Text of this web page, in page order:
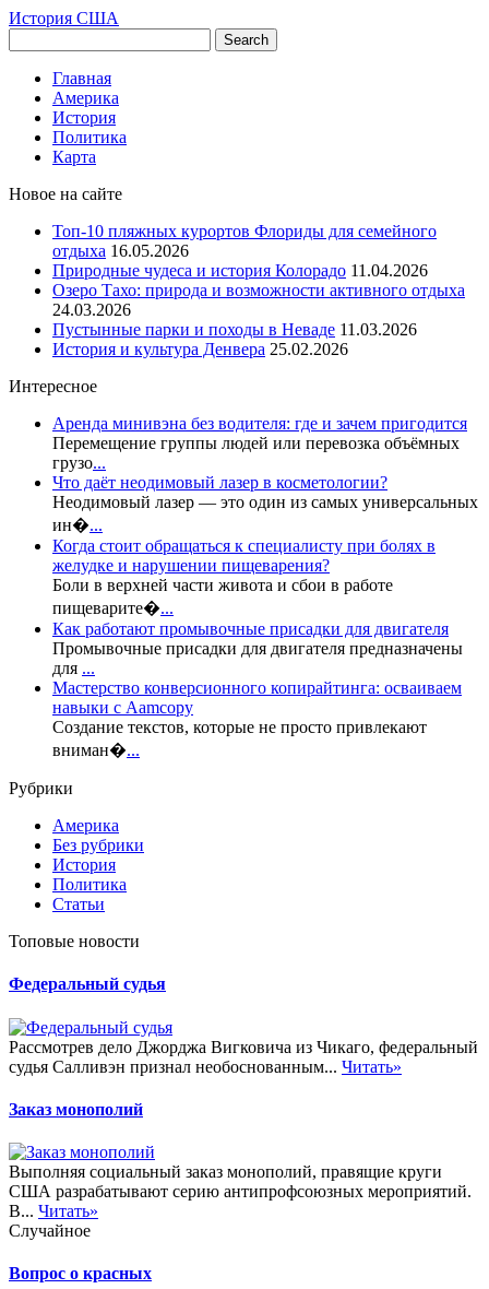
История США
Главная
Америка
История
Политика
Карта
Новое на сайте
Топ-10 пляжных курортов Флориды для семейного
отдыха 16.05.2026
Природные чудеса и история Колорадо 11.04.2026
Озеро Тахо: природа и возможности активного отдыха
24.03.2026
Пустынные парки и походы в Неваде 11.03.2026
История и культура Денвера 25.02.2026
Интересное
Аренда минивэна без водителя: где и зачем пригодится
Перемещение группы людей или перевозка объёмных
грузо...
Что даёт неодимовый лазер в косметологии?
Неодимовый лазер — это один из самых универсальных
ин�...
Когда стоит обращаться к специалисту при болях в
желудке и нарушении пищеварения?
Боли в верхней части живота и сбои в работе
пищеварите�...
Как работают промывочные присадки для двигателя
Промывочные присадки для двигателя предназначены
для ...
Мастерство конверсионного копирайтинга: осваиваем
навыки с Aamcopy
Создание текстов, которые не просто привлекают
вниман�...
Рубрики
Америка
Без рубрики
История
Политика
Статьи
Топовые новости
Федеральный судья
Рассмотрев дело Джорджа Вигковича из Чикаго, федеральный
судья Салливэн признал необоснованным... Читать»
Заказ монополий
Выполняя социальный заказ монополий, правящие круги
США разрабатывают серию антипрофсоюзных мероприятий.
В... Читать»
Случайное
Вопрос о красных